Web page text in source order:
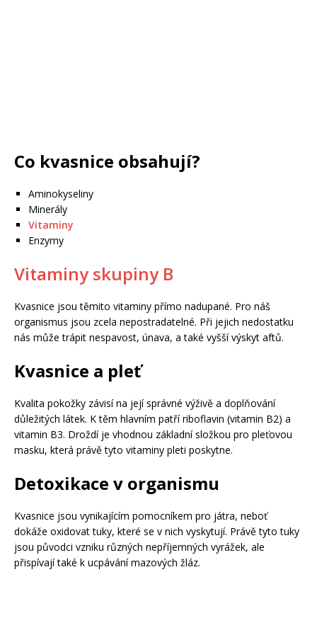
Co kvasnice obsahují?
Aminokyseliny
Minerály
Vitaminy
Enzymy
Vitaminy skupiny B
Kvasnice jsou těmito vitaminy přímo nadupané. Pro náš
organismus jsou zcela nepostradatelné. Při jejich nedostatku
nás může trápit nespavost, únava, a také vyšší výskyt aftů.
Kvasnice a pleť
Kvalita pokožky závisí na její správné výživě a doplňování
důležitých látek. K těm hlavním patří riboflavin (vitamin B2) a
vitamin B3. Droždí je vhodnou základní složkou pro pleťovou
masku, která právě tyto vitaminy pleti poskytne.
Detoxikace v organismu
Kvasnice jsou vynikajícím pomocníkem pro játra, neboť
dokáže oxidovat tuky, které se v nich vyskytují. Právě tyto tuky
jsou původci vzniku různých nepříjemných vyrážek, ale
přispívají také k ucpávání mazových žláz.